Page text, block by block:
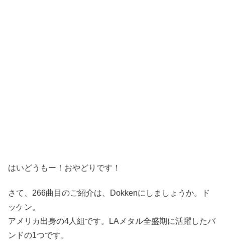
はいどうもー！おやどりです！
さて、266曲目のご紹介は、Dokkenにしましょうか。ド
ッケン。
アメリカ出身の4人組です。LAメタル全盛期に活躍したバ
ンドの1つです。